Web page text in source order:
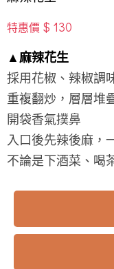
特惠價 $ 130
​▲麻辣花生
採用花椒、辣椒調
重複翻炒，層層堆
開袋香氣撲鼻
入口後先辣後麻，
不論是下酒菜、喝